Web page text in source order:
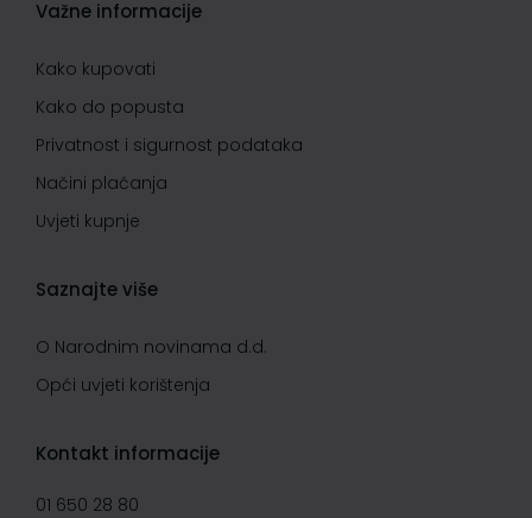
Važne informacije
Kako kupovati
Kako do popusta
Privatnost i sigurnost podataka
Načini plaćanja
Uvjeti kupnje
Saznajte više
O Narodnim novinama d.d.
Opći uvjeti korištenja
Kontakt informacije
01 650 28 80